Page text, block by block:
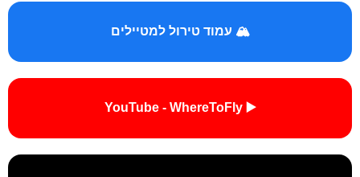
🏔️ עמוד טירול למטיילים
▶️ YouTube - WhereToFly